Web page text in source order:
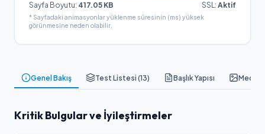
Sayfa Boyutu: 417.05 KB SSL: Aktif
* Sayfadaki animasyonlar yüklenme süresinin (ms) yüksek
görünmesine neden olabilir.
Genel Bakış Test Listesi (13) Başlık Yapısı Medya
Kritik Bulgular ve İyileştirmeler